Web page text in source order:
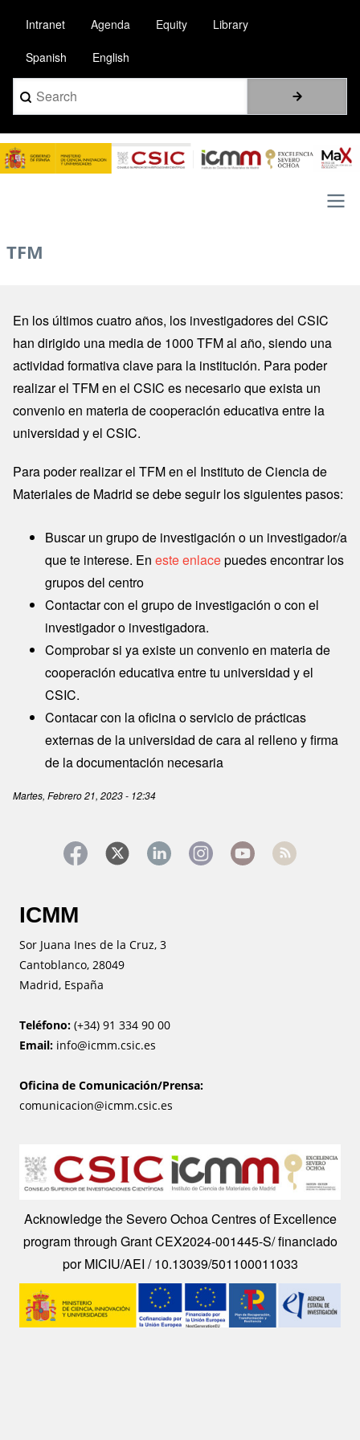
contenido
principal
Intranet Agenda Equity Library
Spanish English
Search
Image
TFM
En los últimos cuatro años, los investigadores del CSIC
han dirigido una media de 1000 TFM al año, siendo una
actividad formativa clave para la institución. Para poder
realizar el TFM en el CSIC es necesario que exista un
convenio en materia de cooperación educativa entre la
universidad y el CSIC.
Para poder realizar el TFM en el Instituto de Ciencia de
Materiales de Madrid se debe seguir los siguientes pasos:
Buscar un grupo de investigación o un investigador/a
que te interese. En este enlacepuedes encontrar los
grupos del centro
Contactar con el grupo de investigación o con el
investigador o investigadora.
Comprobar si ya existe un convenio en materia de
cooperación educativa entre tu universidad y el
CSIC.
Contacar con la oficina o servicio de prácticas
externas de la universidad de cara al relleno y firma
de la documentación necesaria
Martes, Febrero 21, 2023 - 12:34
ICMM
Sor Juana Ines de la Cruz, 3
Cantoblanco, 28049
Madrid, España
Teléfono: (+34) 91 334 90 00
Email: info@icmm.csic.es
Oficina de Comunicación/Prensa:
comunicacion@icmm.csic.es
Image
Acknowledge the Severo Ochoa Centres of Excellence
program through Grant CEX2024-001445-S/ financiado
por MICIU/AEI / 10.13039/501100011033
Image